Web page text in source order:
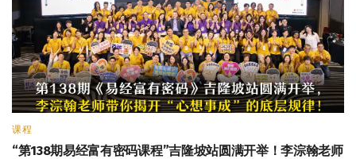
课程
“第138期易经富有密码课程”吉隆坡站圆满开举！李淙翰老师